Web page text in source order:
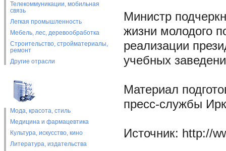
Телекоммуникации, мобильная
связь
Легкая промышленность
Мебель, лес, деревообработка
Строительство, стройматериалы,
ремонт
Другие отрасли
Мода, красота, стиль
Медицина и фармацевтика
Культура, искусство, кино
Литература, издательства
Министр
жизни молодого
реализации
учебных
Материал
пресс-службы
Источник: http://